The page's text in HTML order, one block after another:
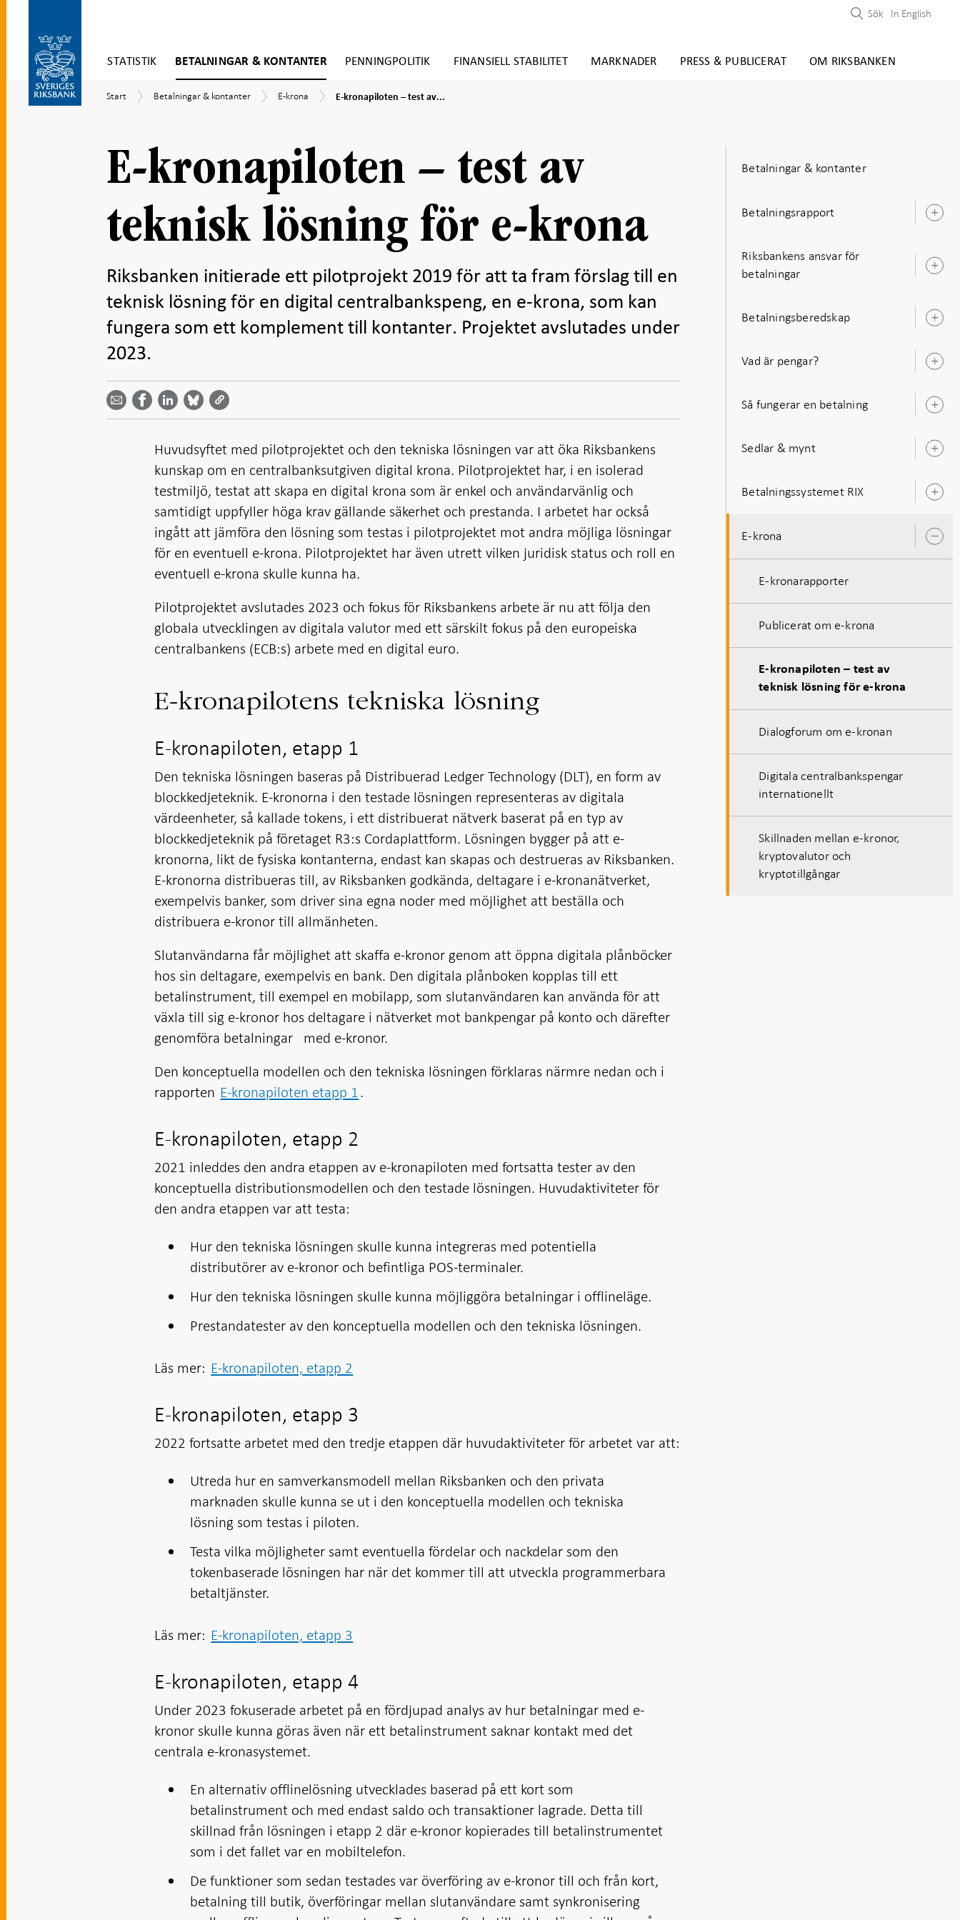
direkt
innehåll
STATISTIK BETALNINGAR & KONTANTER PENNINGPOLITIK FINANSIELL STABILITET MARKNADER PRESS & PUBLICERAT OM RIKSBANKEN
till
Sök In English
Start
Start
Betalningar
Betalningar & kontanter
E-
E-krona
E-
kronapiloten
teknisk
lösning
för
krona
E-kronapiloten – test av...
E-kronapiloten – test av
teknisk lösning för e-krona
Riksbanken initierade ett pilotprojekt 2019 för att ta fram förslag till en
teknisk lösning för en digital centralbankspeng, en e-krona, som kan
fungera som ett komplement till kontanter. Projektet avslutades under
2023.
Dela
email -
Öppnas
Dela på
Facebook
- Öppnas
Dela på
LinkedIn
-
Öppnas
på
Bluesky
-
i ny flik
på
Twitter
-
i ny flik
Huvudsyftet med pilotprojektet och den tekniska lösningen var att öka Riksbankens
kunskap om en centralbanksutgiven digital krona. Pilotprojektet har, i en isolerad
testmiljö, testat att skapa en digital krona som är enkel och användarvänlig och
samtidigt uppfyller höga krav gällande säkerhet och prestanda. I arbetet har också
ingått att jämföra den lösning som testas i pilotprojektet mot andra möjliga lösningar
för en eventuell e-krona. Pilotprojektet har även utrett vilken juridisk status och roll en
eventuell e-krona skulle kunna ha.
Pilotprojektet avslutades 2023 och fokus för Riksbankens arbete är nu att följa den
globala utvecklingen av digitala valutor med ett särskilt fokus på den europeiska
centralbankens (ECB:s) arbete med en digital euro.
E-kronapilotens tekniska lösning
E-kronapiloten, etapp 1
Den tekniska lösningen baseras på Distribuerad Ledger Technology (DLT), en form av
blockkedjeteknik. E-kronorna i den testade lösningen representeras av digitala
värdeenheter, så kallade tokens, i ett distribuerat nätverk baserat på en typ av
blockkedjeteknik på företaget R3:s Cordaplattform. Lösningen bygger på att e-
kronorna, likt de fysiska kontanterna, endast kan skapas och destrueras av Riksbanken.
E-kronorna distribueras till, av Riksbanken godkända, deltagare i e-kronanätverket,
exempelvis banker, som driver sina egna noder med möjlighet att beställa och
distribuera e-kronor till allmänheten.
Slutanvändarna får möjlighet att skaffa e-kronor genom att öppna digitala plånböcker
hos sin deltagare, exempelvis en bank. Den digitala plånboken kopplas till ett
betalinstrument, till exempel en mobilapp, som slutanvändaren kan använda för att
växla till sig e-kronor hos deltagare i nätverket mot bankpengar på konto och därefter
genomföra betalningar med e-kronor.
Den konceptuella modellen och den tekniska lösningen förklaras närmre nedan och i
rapporten E-kronapiloten etapp 1.
E-kronapiloten, etapp 2
2021 inleddes den andra etappen av e-kronapiloten med fortsatta tester av den
konceptuella distributionsmodellen och den testade lösningen. Huvudaktiviteter för
den andra etappen var att testa:
Hur den tekniska lösningen skulle kunna integreras med potentiella
distributörer av e-kronor och befintliga POS-terminaler.
Hur den tekniska lösningen skulle kunna möjliggöra betalningar i offlineläge.
Prestandatester av den konceptuella modellen och den tekniska lösningen.
Läs mer: E-kronapiloten, etapp 2
E-kronapiloten, etapp 3
2022 fortsatte arbetet med den tredje etappen där huvudaktiviteter för arbetet var att:
Utreda hur en samverkansmodell mellan Riksbanken och den privata
marknaden skulle kunna se ut i den konceptuella modellen och tekniska
lösning som testas i piloten.
Testa vilka möjligheter samt eventuella fördelar och nackdelar som den
tokenbaserade lösningen har när det kommer till att utveckla programmerbara
betaltjänster.
Läs mer: E-kronapiloten, etapp 3
E-kronapiloten, etapp 4
Under 2023 fokuserade arbetet på en fördjupad analys av hur betalningar med e-
kronor skulle kunna göras även när ett betalinstrument saknar kontakt med det
centrala e-kronasystemet.
En alternativ offlinelösning utvecklades baserad på ett kort som
betalinstrument och med endast saldo och transaktioner lagrade. Detta till
skillnad från lösningen i etapp 2 där e-kronor kopierades till betalinstrumentet
som i det fallet var en mobiltelefon.
De funktioner som sedan testades var överföring av e-kronor till och från kort,
betalning till butik, överföringar mellan slutanvändare samt synkronisering
Betalningar & kontanter
Betalningsrapport
Riksbankens ansvar för
betalningar
Betalningsberedskap
Vad är pengar?
Så fungerar en betalning
Sedlar & mynt
Betalningssystemet RIX
E-krona
E-kronarapporter
Publicerat om e-krona
E-kronapiloten – test av
teknisk lösning för e-krona
Dialogforum om e-kronan
Digitala centralbankspengar
internationellt
Skillnaden mellan e-kronor,
kryptovalutor och
kryptotillgångar